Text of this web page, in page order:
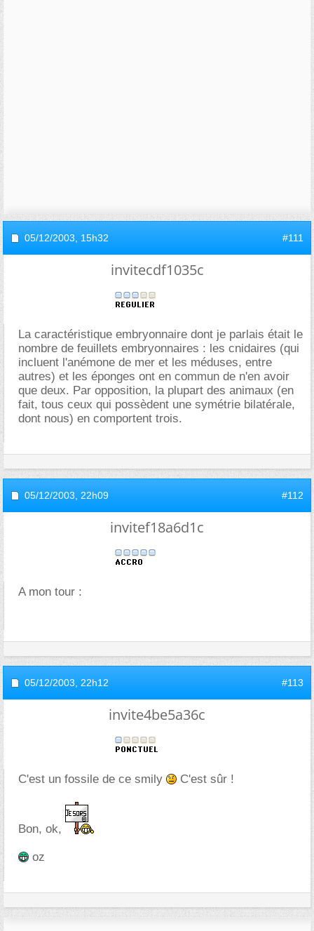
05/12/2003, 15h32 #111
invitecdf1035c
La caractéristique embryonnaire dont je parlais était le
nombre de feuillets embryonnaires : les cnidaires (qui
incluent l'anémone de mer et les méduses, entre
autres) et les éponges ont en commun de n'en avoir
que deux. Par opposition, la plupart des animaux (en
fait, tous ceux qui possèdent une symétrie bilatérale,
dont nous) en comportent trois.
05/12/2003, 22h09 #112
invitef18a6d1c
A mon tour :
05/12/2003, 22h12 #113
invite4be5a36c
C'est un fossile de ce smily C'est sûr !
Bon, ok,
oz